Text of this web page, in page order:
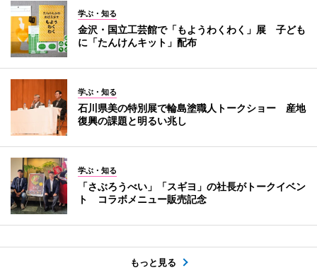
学ぶ・知る
金沢・国立工芸館で「もようわくわく」展 子ども
に「たんけんキット」配布
学ぶ・知る
石川県美の特別展で輪島塗職人トークショー 産地
復興の課題と明るい兆し
学ぶ・知る
「さぶろうべい」「スギヨ」の社長がトークイベン
ト コラボメニュー販売記念
もっと見る